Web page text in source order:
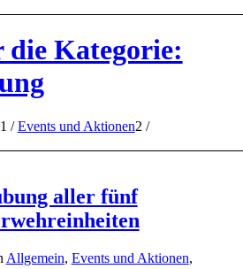
Kategorie:
1 / Events und Aktionen2 /
aller fünf
Allgemein, Events und Aktionen,